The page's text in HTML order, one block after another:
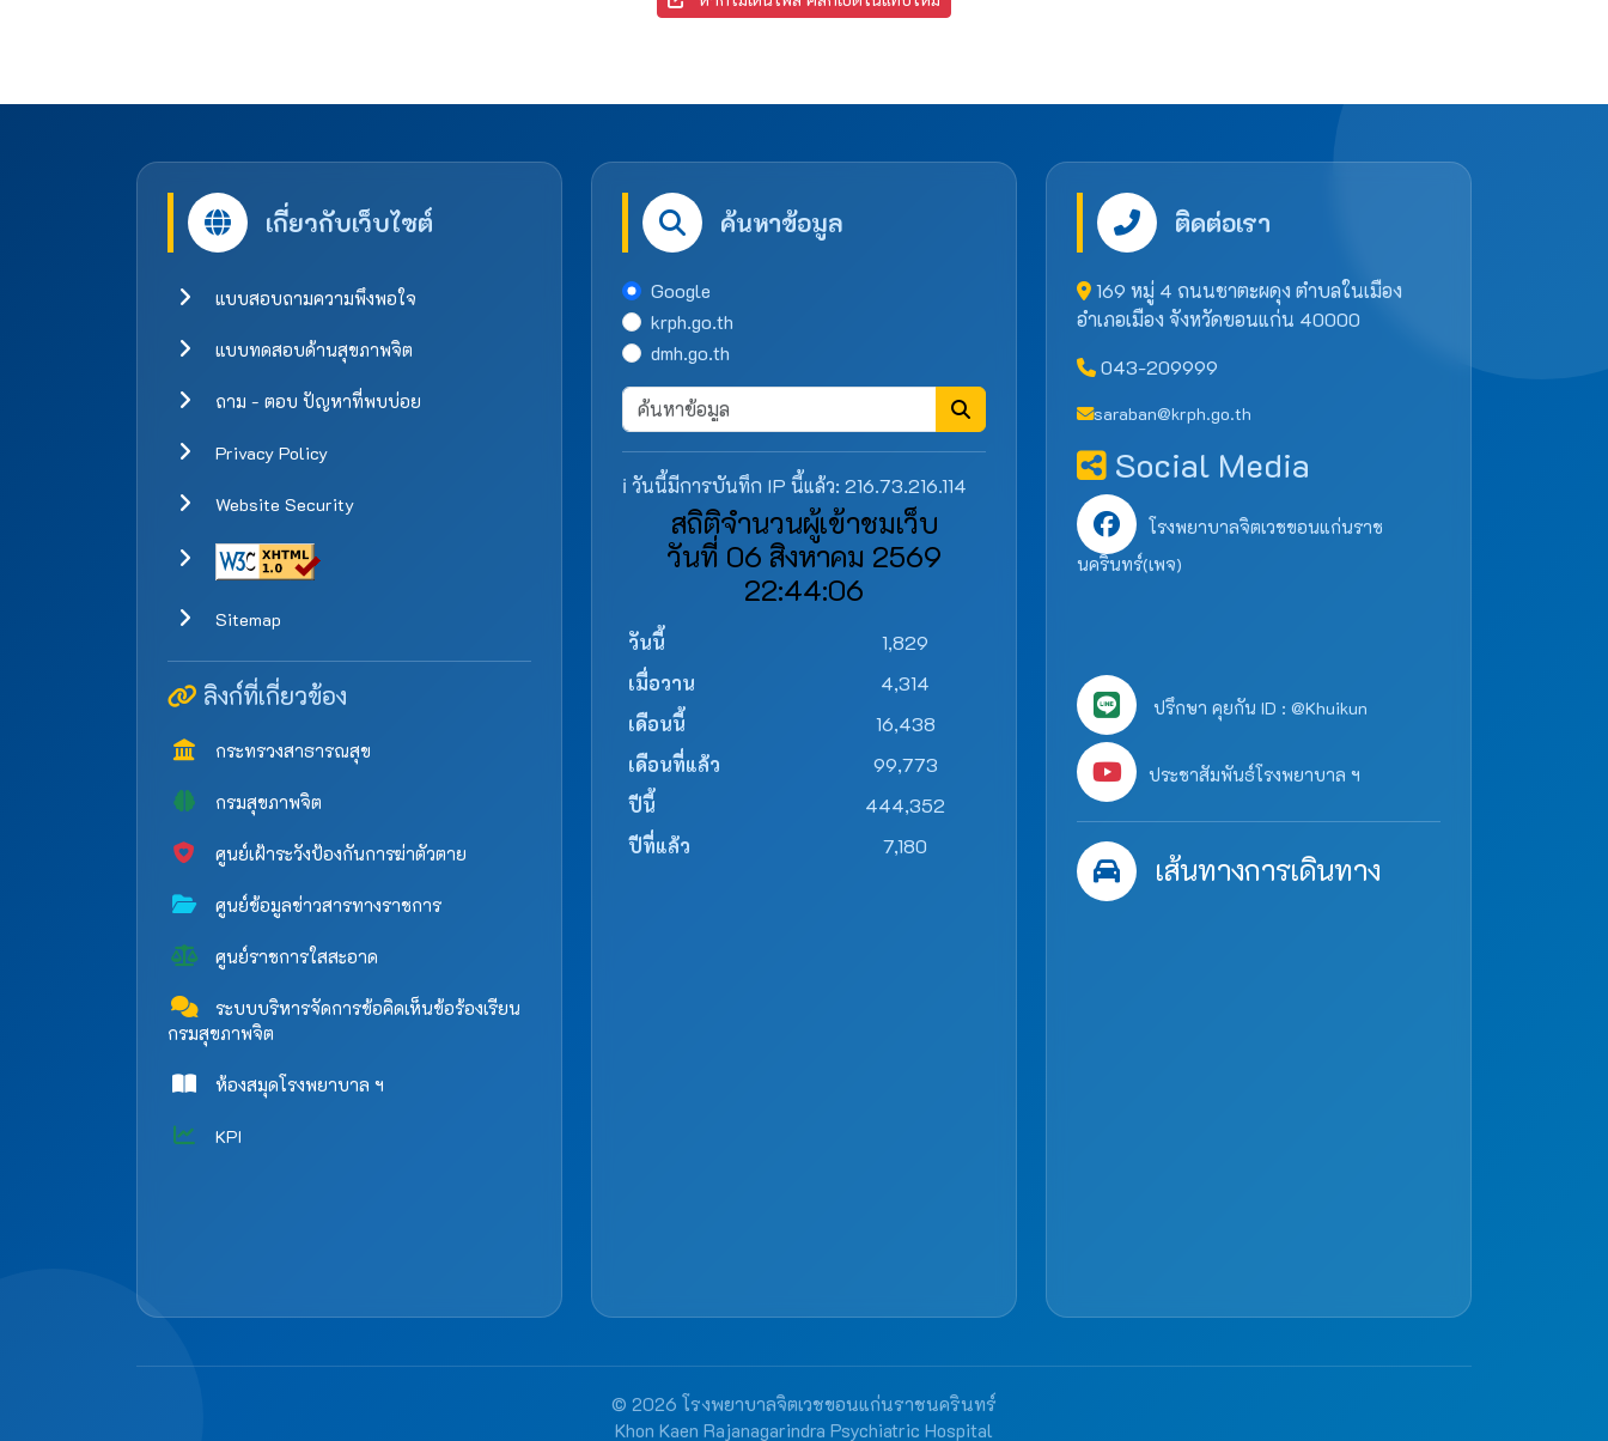
เกี่ยวกับเว็บไซต์
แบบสอบถามความพึงพอใจ
แบบทดสอบด้านสุขภาพจิต
ถาม - ตอบ ปัญหาที่พบบ่อย
Privacy Policy
Website Security
Sitemap
ลิงก์ที่เกี่ยวข้อง
กระทรวงสาธารณสุข
กรมสุขภาพจิต
ศูนย์เฝ้าระวังป้องกันการฆ่าตัวตาย
ศูนย์ข้อมูลข่าวสารทางราชการ
ศูนย์ราชการใสสะอาด
ระบบบริหารจัดการข้อคิดเห็นข้อร้องเรียน
กรมสุขภาพจิต
ห้องสมุดโรงพยาบาล ฯ
KPI
ค้นหาข้อมูล
Google
krph.go.th
dmh.go.th
ℹ️ วันนี้มีการบันทึก IP นี้แล้ว: 216.73.216.114
สถิติจำนวนผู้เข้าชมเว็บ
วันที่ 06 สิงหาคม 2569
22:44:06
วันนี้
1,829
เมื่อวาน
4,314
เดือนนี้
16,438
เดือนที่แล้ว
99,773
ปีนี้
444,352
ปีที่แล้ว
7,180
ติดต่อเรา
169 หมู่ 4 ถนนชาตะผดุง ตำบลในเมือง
อำเภอเมือง จังหวัดขอนแก่น 40000
043-209999
saraban@krph.go.th
Social Media
โรงพยาบาลจิตเวชขอนแก่นราช
นครินทร์(เพจ)
ปรึกษา คุยกัน ID : @Khuikun
ประชาสัมพันธ์โรงพยาบาล ฯ
เส้นทางการเดินทาง
© 2026 โรงพยาบาลจิตเวชขอนแก่นราชนครินทร์
Khon Kaen Rajanagarindra Psychiatric Hospital